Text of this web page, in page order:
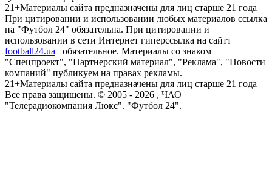
21+Материалы сайта предназначены для лиц старше 21 года
При цитировании и использовании любых материалов ссылка
на "Футбол 24" обязательна. При цитировании и
использовании в сети Интернет гиперссылка на сайтт
football24.ua
обязательное. Материалы со знаком
"Спецпроект", "Партнерский материал", "Реклама", "Новости
компаний" публикуем на правах рекламы.
21+Материалы сайта предназначены для лиц старше 21 года
Все права защищены. © 2005 - 2026 , ЧАО
"Телерадиокомпания Люкс". "Футбол 24".